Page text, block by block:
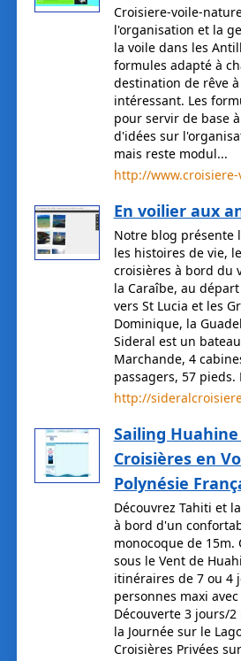
Croisiere-voile-
l'organisation et la
la voile dans les
formules adapté à
destination de rêve
intéressant. Les
pour servir de base
d'idées sur
mais reste modul...
http://
En voilier aux
Notre blog présente
les histoires de vie,
croisières à bord du
la Caraîbe, au
vers St Lucia et les
Dominique, la
Sideral est un
Marchande, 4
passagers, 57
http://
Sailing Huahine
Croisières en
Polynésie
Découvrez Tahiti et
à bord d'un
monocoque de 15m.
sous le Vent de
itinéraires de 7 ou 4
personnes maxi
Découverte 3 jours/
la Journée sur le
Croisières Privées